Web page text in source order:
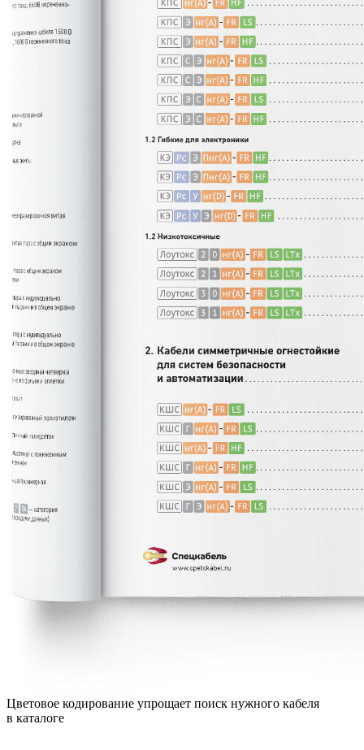
Цветовое кодирование упрощает поиск нужного кабеля
в каталоге